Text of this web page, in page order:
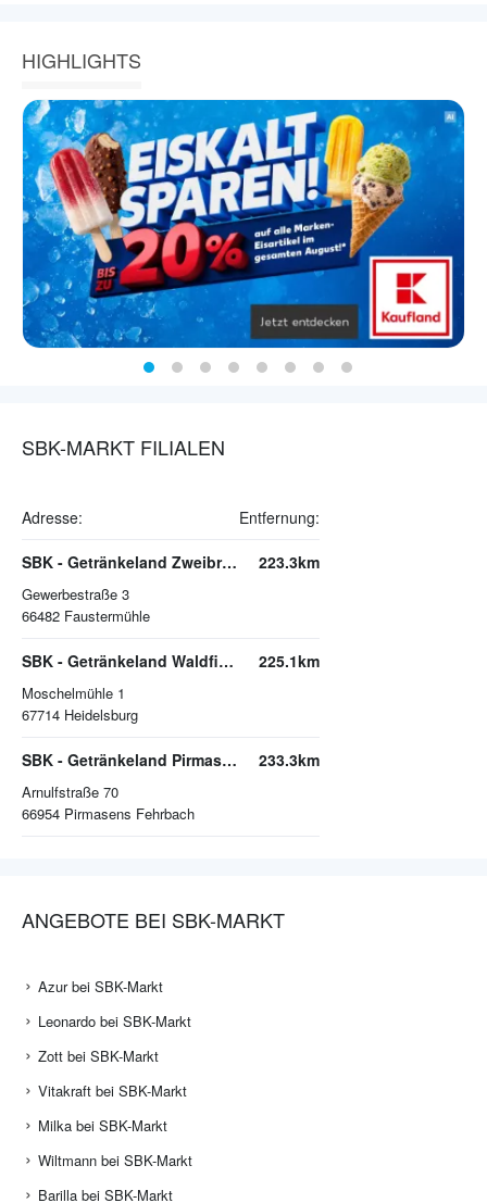
HIGHLIGHTS
SBK-MARKT FILIALEN
Adresse: Entfernung:
SBK - Getränkeland Zweibrücken
Gewerbestraße 3
66482 Faustermühle
223.3km
SBK - Getränkeland Waldfischbach
Moschelmühle 1
67714 Heidelsburg
225.1km
SBK - Getränkeland Pirmasens
Arnulfstraße 70
66954 Pirmasens Fehrbach
233.3km
ANGEBOTE BEI SBK-MARKT
Azur bei SBK-Markt
Leonardo bei SBK-Markt
Zott bei SBK-Markt
Vitakraft bei SBK-Markt
Milka bei SBK-Markt
Wiltmann bei SBK-Markt
Barilla bei SBK-Markt